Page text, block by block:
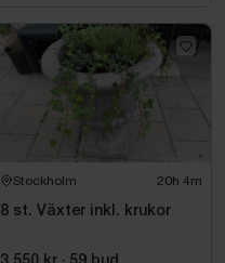
Stockholm 20h 4m
8 st. Växter inkl. krukor